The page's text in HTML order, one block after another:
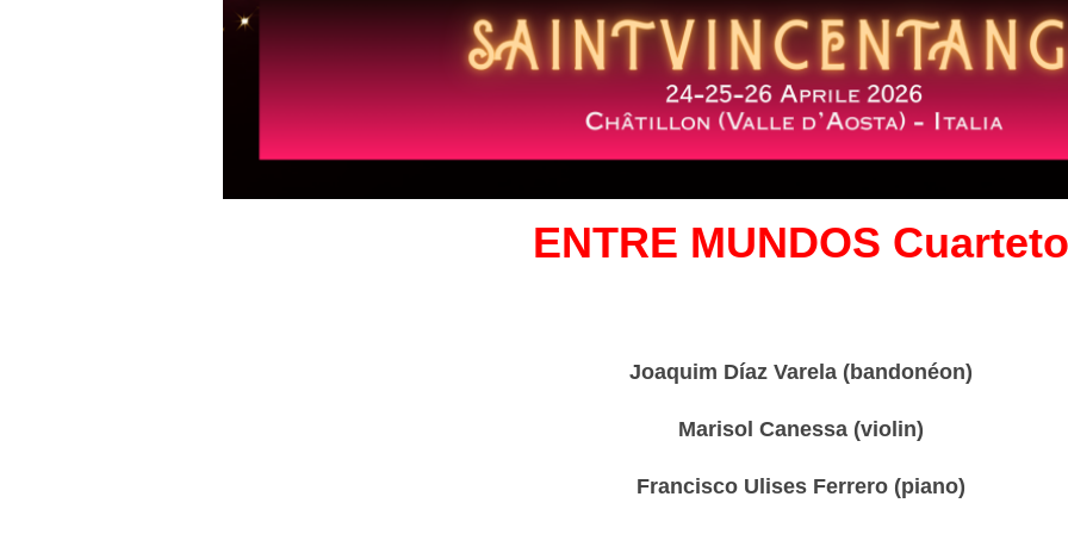
ENTRE MUNDOS Cuarteto
Joaquim Díaz Varela (bandonéon)
Marisol Canessa (violin)
Francisco Ulises Ferrero (piano)